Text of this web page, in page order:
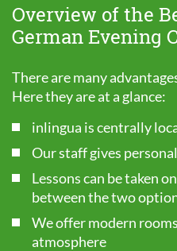
Overview of the
German Evening
There are many
Here they are at a glance:
inlingua is centrally
Our staff gives
Lessons can be taken
between the two
We offer modern
atmosphere